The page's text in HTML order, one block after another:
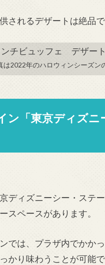
されるデザートは絶品で
2022年のハロウィンシーズン
ン「東京ディズニ
ディズニーシー・ステ
スペースがあります。
では、プラザ内でかか
かり味わうことが可能